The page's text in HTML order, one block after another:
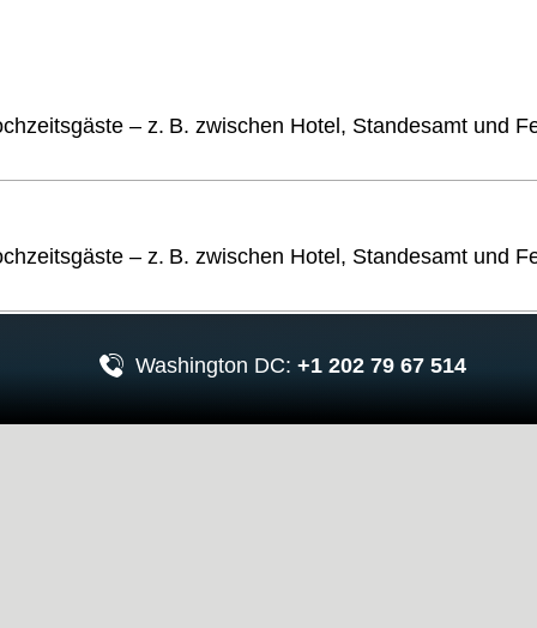
– z. B. zwischen Hotel, Standesamt und
– z. B. zwischen Hotel, Standesamt und
Washington DC:+1 202 79 67 514